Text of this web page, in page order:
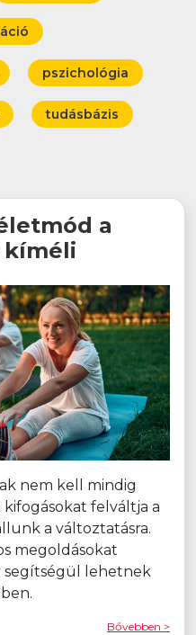
pszichológia
tudásbázis
a
kíméli
nem kell mindig
kifogásokat felváltja a
a változtatásra.
megoldásokat
segítségül lehetnek
Bővebben >